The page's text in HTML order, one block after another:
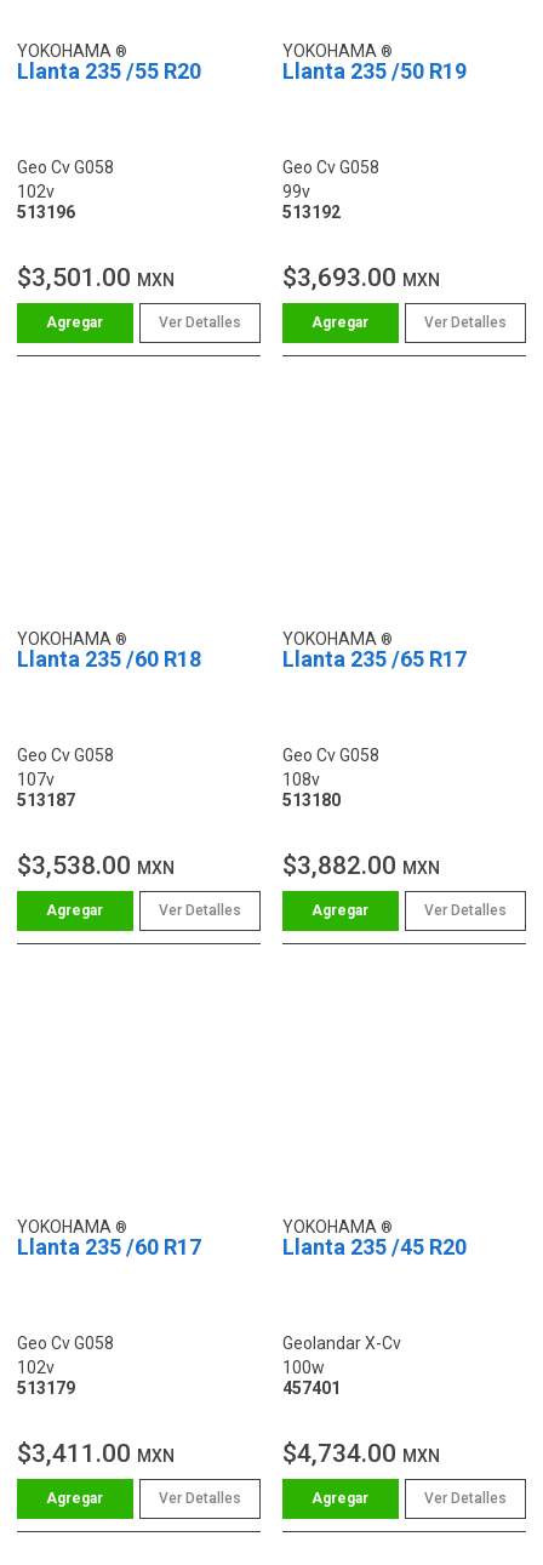
YOKOHAMA
Llanta 235 /55 R20
Geo Cv G058
102v
513196
$3,501.00 MXN
Ver Detalles
YOKOHAMA
Llanta 235 /50 R19
Geo Cv G058
99v
513192
$3,693.00 MXN
Ver Detalles
YOKOHAMA
Llanta 235 /60 R18
Geo Cv G058
107v
513187
$3,538.00 MXN
Ver Detalles
YOKOHAMA
Llanta 235 /65 R17
Geo Cv G058
108v
513180
$3,882.00 MXN
Ver Detalles
YOKOHAMA
Llanta 235 /60 R17
Geo Cv G058
102v
513179
$3,411.00 MXN
Ver Detalles
YOKOHAMA
Llanta 235 /45 R20
Geolandar X-Cv
100w
457401
$4,734.00 MXN
Ver Detalles